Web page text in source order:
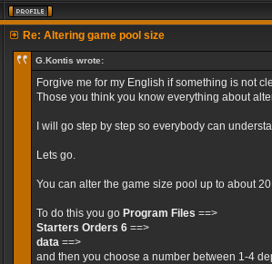
Re: Altering game pool size
G.Kontis wrote:
Forgive me for my English if something is not
Those you think you know everything about
I will go step by step so everybody can
Lets go.
You can alter the game size pool up to about
To do this you go Program Files ==>
Starters Orders 6 ==>
data ==>
and then you choose a number between 1-4